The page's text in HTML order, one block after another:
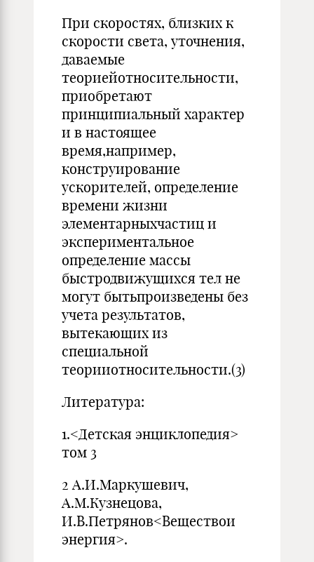
При скоростях, близких к
скорости света, уточнения,
даваемые
теориейотносительности,
приобретают
принципиальный характер
и в настоящее
время,например,
конструирование
ускорителей, определение
времени жизни
элементарныхчастиц и
экспериментальное
определение массы
быстродвижущихся тел не
могут бытьпроизведены без
учета результатов,
вытекающих из
специальной
теорииотносительности.(3)
Литература:
1.<Детская энциклопедия>
том 3
2 А.И.Маркушевич,
А.М.Кузнецова,
И.В.Петрянов<Веществои
энергия>.